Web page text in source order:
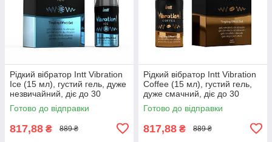
Рідкий вібратор Intt Vibration
Ice (15 мл), густий гель, дуже
незвичайний, діє до 30
хвилин
Готово до відправки
817,88 ₴ 889 ₴
Рідкий вібратор Intt Vibration
Coffee (15 мл), густий гель,
дуже смачний, діє до 30
хвилин
Готово до відправки
817,88 ₴ 889 ₴